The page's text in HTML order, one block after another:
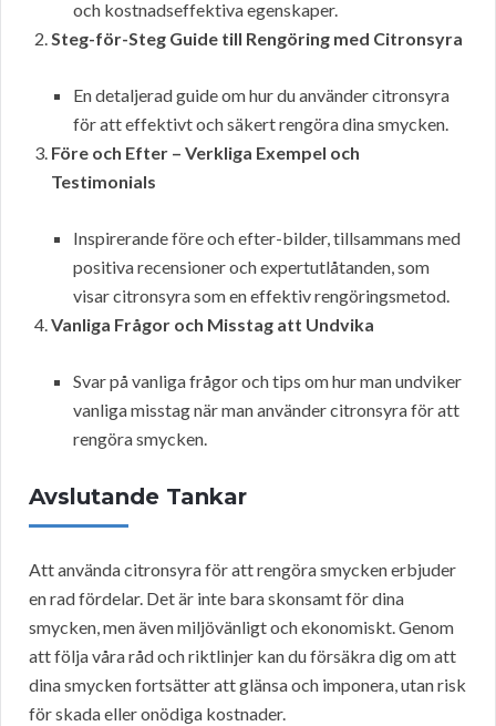
och kostnadseffektiva egenskaper.
Steg-för-Steg Guide till Rengöring med Citronsyra
En detaljerad guide om hur du använder citronsyra
för att effektivt och säkert rengöra dina smycken.
Före och Efter – Verkliga Exempel och
Testimonials
Inspirerande före och efter-bilder, tillsammans med
positiva recensioner och expertutlåtanden, som
visar citronsyra som en effektiv rengöringsmetod.
Vanliga Frågor och Misstag att Undvika
Svar på vanliga frågor och tips om hur man undviker
vanliga misstag när man använder citronsyra för att
rengöra smycken.
Avslutande Tankar
Att använda citronsyra för att rengöra smycken erbjuder
en rad fördelar. Det är inte bara skonsamt för dina
smycken, men även miljövänligt och ekonomiskt. Genom
att följa våra råd och riktlinjer kan du försäkra dig om att
dina smycken fortsätter att glänsa och imponera, utan risk
för skada eller onödiga kostnader.